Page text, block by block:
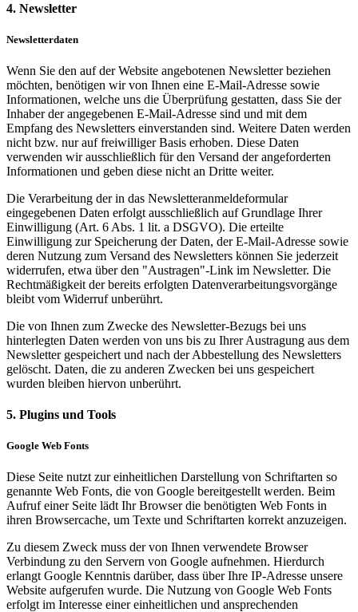
4. Newsletter
Newsletterdaten
Wenn Sie den auf der Website angebotenen Newsletter beziehen
möchten, benötigen wir von Ihnen eine E-Mail-Adresse sowie
Informationen, welche uns die Überprüfung gestatten, dass Sie der
Inhaber der angegebenen E-Mail-Adresse sind und mit dem
Empfang des Newsletters einverstanden sind. Weitere Daten werden
nicht bzw. nur auf freiwilliger Basis erhoben. Diese Daten
verwenden wir ausschließlich für den Versand der angeforderten
Informationen und geben diese nicht an Dritte weiter.
Die Verarbeitung der in das Newsletteranmeldeformular
eingegebenen Daten erfolgt ausschließlich auf Grundlage Ihrer
Einwilligung (Art. 6 Abs. 1 lit. a DSGVO). Die erteilte
Einwilligung zur Speicherung der Daten, der E-Mail-Adresse sowie
deren Nutzung zum Versand des Newsletters können Sie jederzeit
widerrufen, etwa über den "Austragen"-Link im Newsletter. Die
Rechtmäßigkeit der bereits erfolgten Datenverarbeitungsvorgänge
bleibt vom Widerruf unberührt.
Die von Ihnen zum Zwecke des Newsletter-Bezugs bei uns
hinterlegten Daten werden von uns bis zu Ihrer Austragung aus dem
Newsletter gespeichert und nach der Abbestellung des Newsletters
gelöscht. Daten, die zu anderen Zwecken bei uns gespeichert
wurden bleiben hiervon unberührt.
5. Plugins und Tools
Google Web Fonts
Diese Seite nutzt zur einheitlichen Darstellung von Schriftarten so
genannte Web Fonts, die von Google bereitgestellt werden. Beim
Aufruf einer Seite lädt Ihr Browser die benötigten Web Fonts in
ihren Browsercache, um Texte und Schriftarten korrekt anzuzeigen.
Zu diesem Zweck muss der von Ihnen verwendete Browser
Verbindung zu den Servern von Google aufnehmen. Hierdurch
erlangt Google Kenntnis darüber, dass über Ihre IP-Adresse unsere
Website aufgerufen wurde. Die Nutzung von Google Web Fonts
erfolgt im Interesse einer einheitlichen und ansprechenden